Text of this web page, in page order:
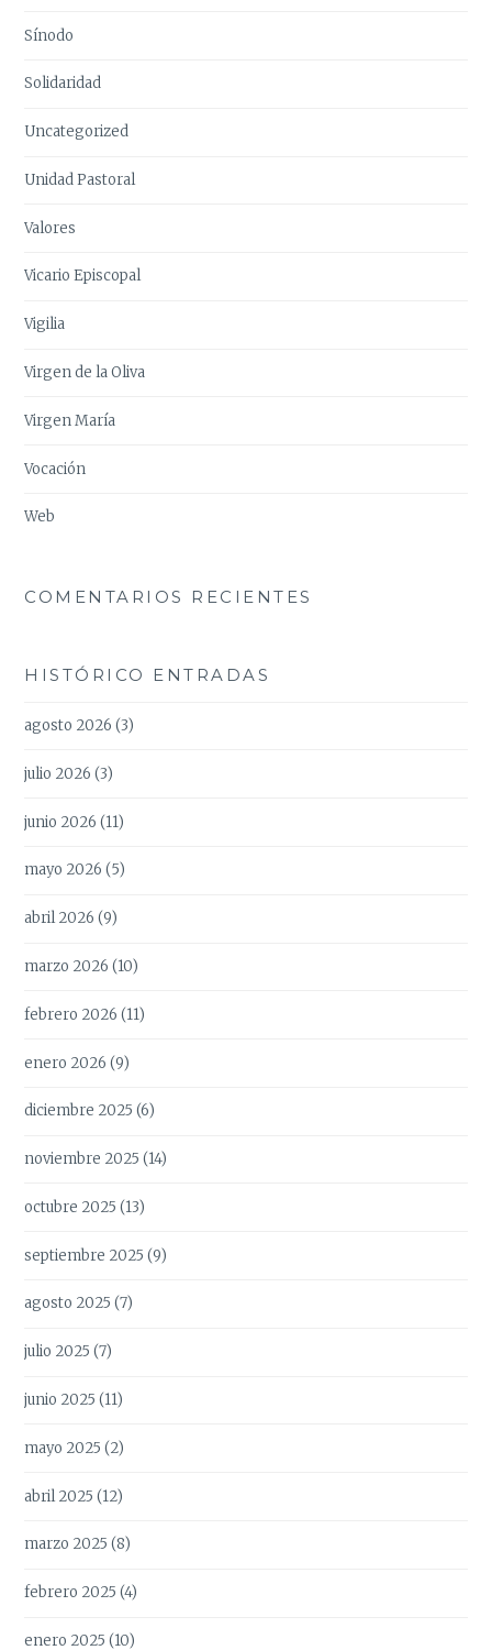
Sínodo
Solidaridad
Uncategorized
Unidad Pastoral
Valores
Vicario Episcopal
Vigilia
Virgen de la Oliva
Virgen María
Vocación
Web
COMENTARIOS RECIENTES
HISTÓRICO ENTRADAS
agosto 2026 (3)
julio 2026 (3)
junio 2026 (11)
mayo 2026 (5)
abril 2026 (9)
marzo 2026 (10)
febrero 2026 (11)
enero 2026 (9)
diciembre 2025 (6)
noviembre 2025 (14)
octubre 2025 (13)
septiembre 2025 (9)
agosto 2025 (7)
julio 2025 (7)
junio 2025 (11)
mayo 2025 (2)
abril 2025 (12)
marzo 2025 (8)
febrero 2025 (4)
enero 2025 (10)